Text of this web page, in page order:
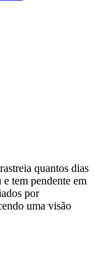
quantos dias
tem pendente em
por
uma visão